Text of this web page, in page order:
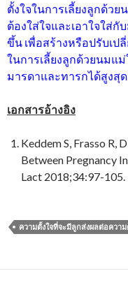
ตั้งใจในการเลี้ยงลูกด้ว
ต้องใส่ใจและเอาใจใส่
ขึ้น เพื่อสร้างหรือปรับเ
ในการเลี้ยงลูกด้วยนมแ
มารดาและทารกได้สูงสุด
เอกสารอ้างอิง
Keddem S, Frasso R,
Between Pregnancy
Lact 2018;34:97-105.
ความตั้งใจที่จะมีลูกส่งผลต่อควา